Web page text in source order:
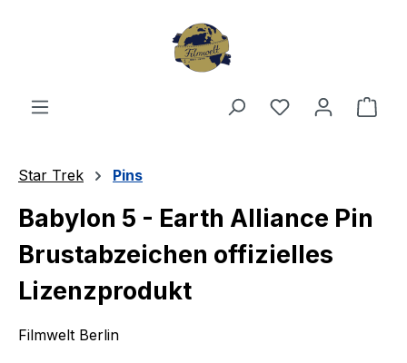
Du hast 0
Star Trek Pins
Babylon 5 - Earth Alliance Pin
Brustabzeichen offizielles
Lizenzprodukt
Filmwelt Berlin